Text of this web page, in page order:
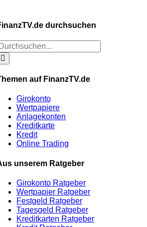
durchsuchen
auf FinanzTV.de
Girokonto
Wertpapiere
Anlagekonten
Kreditkarte
Kredit
Online Trading
unserem Ratgeber
Girokonto Ratgeber
Wertpapier Ratgeber
Festgeld Ratgeber
Tagesgeld Ratgeber
Kreditkarten Ratgeber